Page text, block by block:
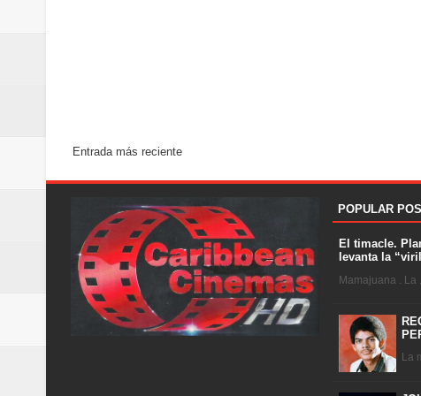
Entrada más reciente
POPULAR
El timacle.
levanta la
Mamajuana . La ...
La